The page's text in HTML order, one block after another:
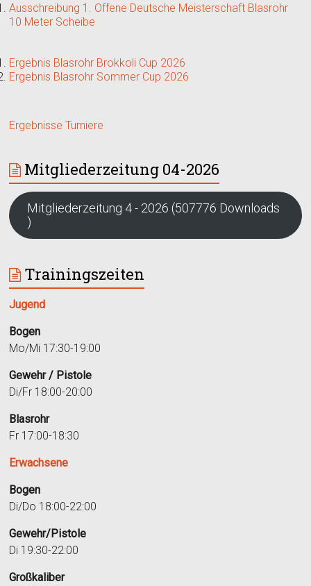
Ausschreibung 1. Offene Deutsche Meisterschaft Blasrohr
10 Meter Scheibe
Ergebnis Blasrohr Brokkoli Cup 2026
Ergebnis Blasrohr Sommer Cup 2026
Ergebnisse Turniere
Mitgliederzeitung 04-2026
Mitgliederzeitung 4 - 2026 (507776 Downloads
)
Trainingszeiten
Jugend
Bogen
Mo/Mi 17:30-19:00
Gewehr / Pistole
Di/Fr 18:00-20:00
Blasrohr
Fr 17:00-18:30
Erwachsene
Bogen
Di/Do 18:00-22:00
Gewehr/Pistole
Di 19:30-22:00
Großkaliber